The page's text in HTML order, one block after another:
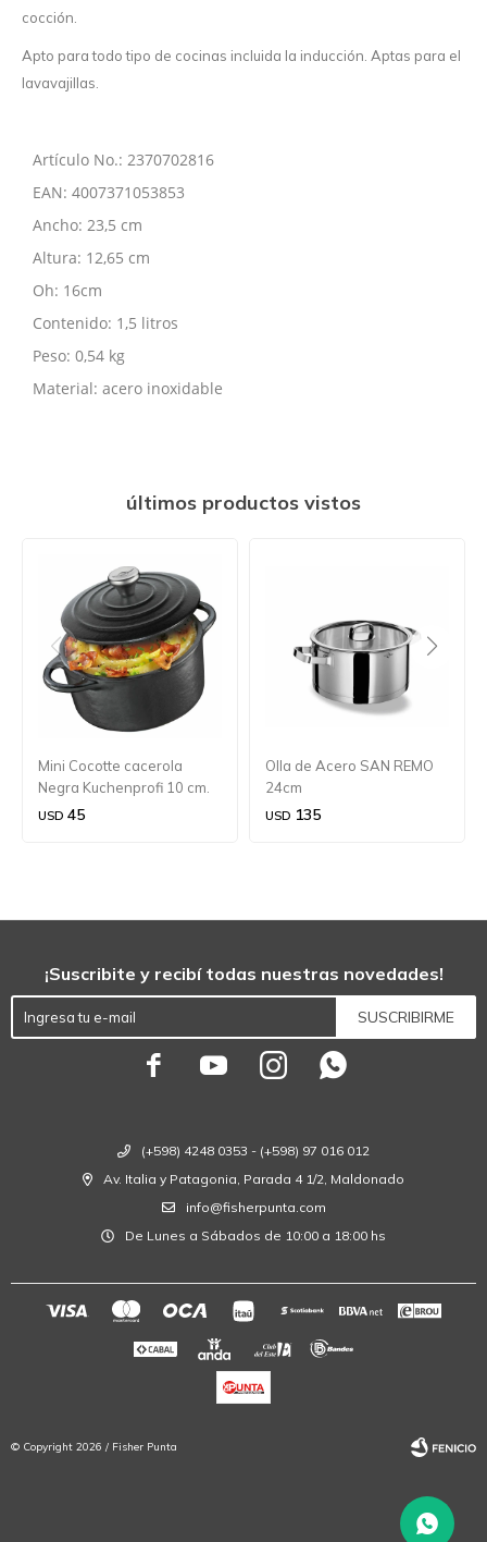
cocción.
Apto para todo tipo de cocinas incluida la inducción. Aptas para el
lavavajillas.
Artículo No.: 2370702816
EAN: 4007371053853
Ancho: 23,5 cm
Altura: 12,65 cm
Oh: 16cm
Contenido: 1,5 litros
Peso: 0,54 kg
Material: acero inoxidable
últimos productos vistos
Mini Cocotte cacerola
Negra Kuchenprofi 10 cm.
USD 45
Olla de Acero SAN REMO
24cm
USD 135
(+598) 4248 0353 - (+598) 97 016 012
Av. Italia y Patagonia, Parada 4 1/2, Maldonado
info@fisherpunta.com
De Lunes a Sábados de 10:00 a 18:00 hs
¡Suscribite y recibí todas nuestras novedades!
SUSCRIBIRME
   
© Copyright 2026 / Fisher Punta